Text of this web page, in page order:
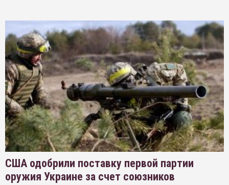
США одобрили поставку первой партии
оружия Украине за счет союзников